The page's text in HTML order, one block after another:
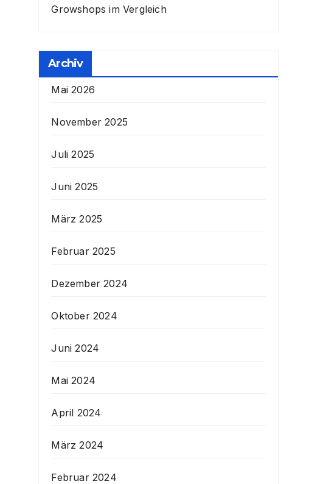
Growshops im Vergleich
Archiv
Mai 2026
November 2025
Juli 2025
Juni 2025
März 2025
Februar 2025
Dezember 2024
Oktober 2024
Juni 2024
Mai 2024
April 2024
März 2024
Februar 2024